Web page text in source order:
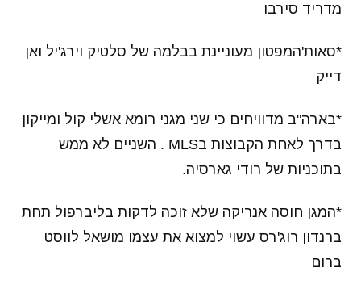
מדריד סירבו
*סאות'המפטון מעוניינת בבלמה של סלטיק וירג'יל ואן
דייק
*בארה"ב מדוויחים כי שני מגני רומא אשלי קול ומייקון
בדרך לאחת הקבוצות בMLS . השניים לא ממש
בתוכניות של רודי גארסיה.
*המגן חוסה אנריקה שלא זוכה לדקות בליברפול תחת
ברנדון רוג'רס עשוי למצוא את עצמו מושאל לווסט
ברום